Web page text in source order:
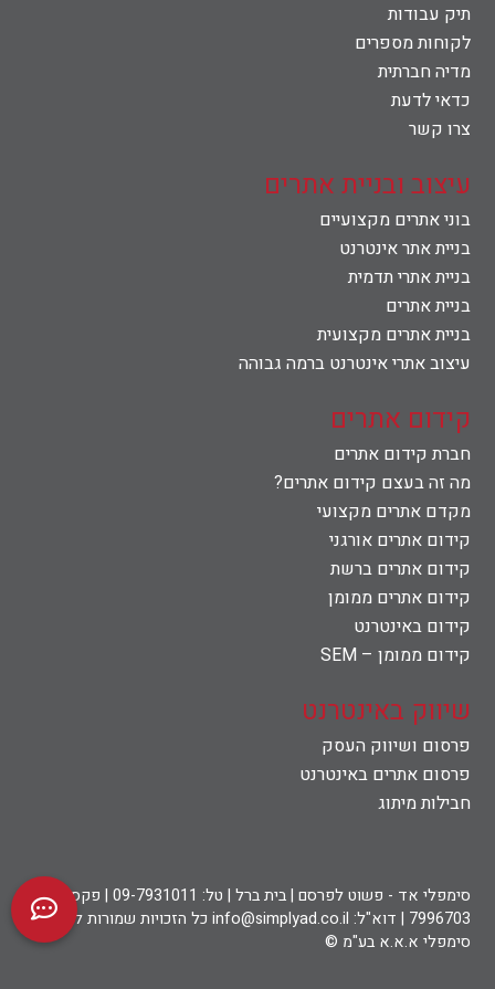
תיק עבודות
לקוחות מספרים
מדיה חברתית
כדאי לדעת
צרו קשר
עיצוב ובניית אתרים
בוני אתרים מקצועיים
בניית אתר אינטרנט
בניית אתרי תדמית
בניית אתרים
בניית אתרים מקצועית
עיצוב אתרי אינטרנט ברמה גבוהה
קידום אתרים
חברת קידום אתרים
מה זה בעצם קידום אתרים?
מקדם אתרים מקצועי
קידום אתרים אורגני
קידום אתרים ברשת
קידום אתרים ממומן
קידום באינטרנט
קידום ממומן – SEM
שיווק באינטרנט
פרסום ושיווק העסק
פרסום אתרים באינטרנט
חבילות מיתוג
סימפלי אד - פשוט לפרסם | בית ברל | טל: 09-7931011 | פקס: 09-
7996703 | דוא"ל: info@simplyad.co.il כל הזכויות שמורות לחברת
סימפלי א.א.א בע"מ ©